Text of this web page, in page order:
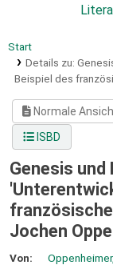
Start
Details zu:
Beispiel des
Normale
ISBD
Genesis und
Jochen
Von: